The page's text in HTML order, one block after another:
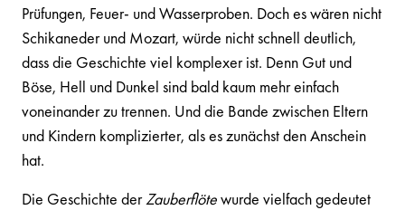
Prüfungen, Feuer- und Wasserproben. Doch es wären nicht
Schikaneder und Mozart, würde nicht schnell deutlich,
dass die Geschichte viel komplexer ist. Denn Gut und
Böse, Hell und Dunkel sind bald kaum mehr einfach
voneinander zu trennen. Und die Bande zwischen Eltern
und Kindern komplizierter, als es zunächst den Anschein
hat.
Die Geschichte derZauberflötewurde vielfach gedeutet